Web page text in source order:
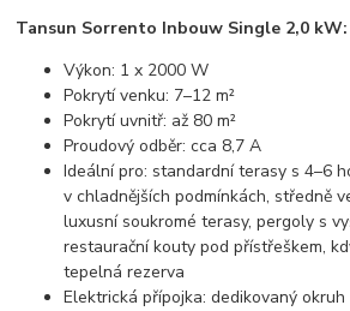
Tansun Sorrento Inbouw Single 2,0 kW:
Výkon: 1 x 2000 W
Pokrytí venku: 7–12 m²
Pokrytí uvnitř: až 80 m²
Proudový odběr: cca 8,7 A
Ideální pro: standardní terasy s 4–6
v chladnějších podmínkách, středně
luxusní soukromé terasy, pergoly s
restaurační kouty pod přístřeškem,
tepelná rezerva
Elektrická přípojka: dedikovaný